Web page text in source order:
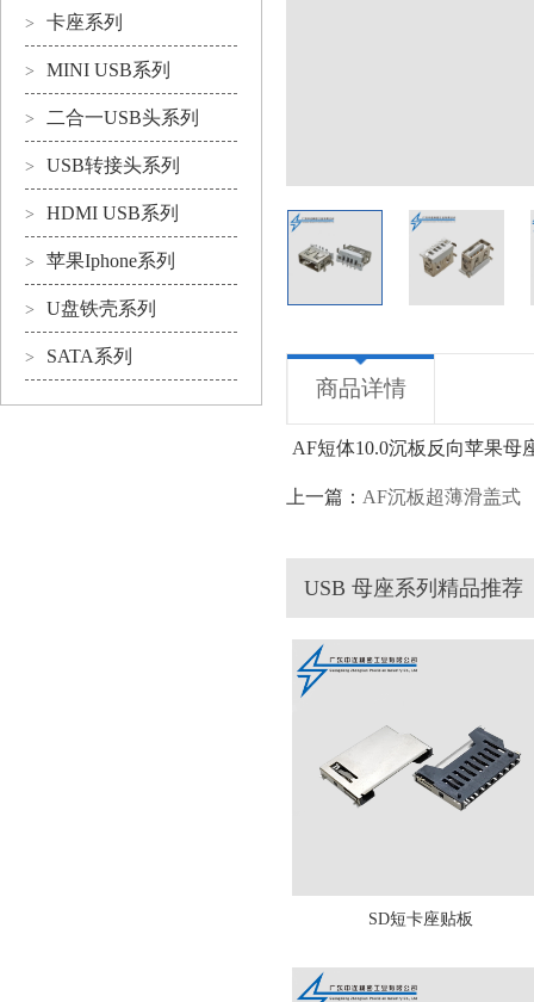
> 卡座系列
> MINI USB系列
> 二合一USB头系列
> USB转接头系列
> HDMI USB系列
> 苹果Iphone系列
> U盘铁壳系列
> SATA系列
商品详情
AF短体10.0沉板反向苹果母
上一篇： AF沉板超薄滑盖式
USB 母座系列精品推荐
SD短卡座贴板